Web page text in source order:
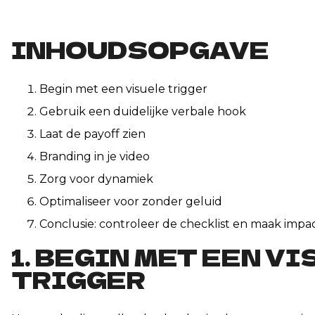
INHOUDSOPGAVE
Begin met een visuele trigger
Gebruik een duidelijke verbale hook
Laat de payoff zien
Branding in je video
Zorg voor dynamiek
Optimaliseer voor zonder geluid
Conclusie: controleer de checklist en maak
1. BEGIN MET EEN
TRIGGER